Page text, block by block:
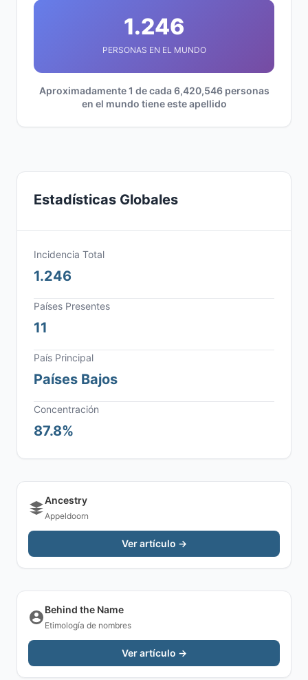
1.246
PERSONAS EN EL MUNDO
Aproximadamente 1 de cada 6,420,546 personas
en el mundo tiene este apellido
Estadísticas Globales
Incidencia Total
1.246
Países Presentes
11
País Principal
Países Bajos
Concentración
87.8%
Ancestry
Appeldoorn
Ver artículo →
Behind the Name
Etimología de nombres
Ver artículo →